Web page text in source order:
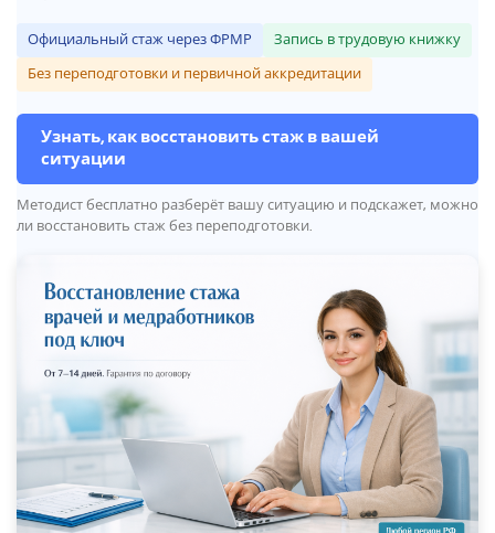
Официальный стаж через ФРМР Запись в трудовую книжку
Без переподготовки и первичной аккредитации
Узнать, как восстановить стаж в вашей
ситуации
Методист бесплатно разберёт вашу ситуацию и подскажет, можно
ли восстановить стаж без переподготовки.